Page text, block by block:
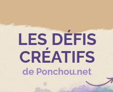
LES DÉFIS
CRÉATIFS
de Ponchou.net